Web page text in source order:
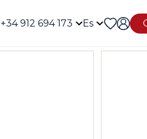
+34 912 694 173 Es